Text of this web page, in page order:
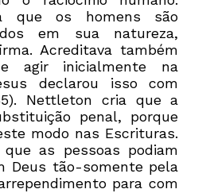
que os homens são
em sua natureza,
Acreditava também
agir inicialmente na
declarou isso com
Nettleton cria que a
penal, porque
modo nas Escrituras.
as pessoas podiam
Deus tão-somente pela
para com